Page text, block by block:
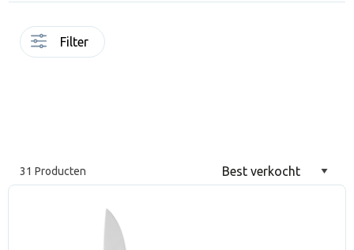
Filter
31 Producten